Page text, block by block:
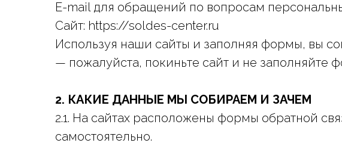
E-mail для обращений по вопросам
Сайт: https://soldes-center.ru
Используя наши сайты и заполняя формы, вы
— пожалуйста, покиньте сайт и не заполняйте
2. КАКИЕ ДАННЫЕ МЫ СОБИРАЕМ И ЗАЧЕМ
2.1. На сайтах расположены формы обратной
самостоятельно.